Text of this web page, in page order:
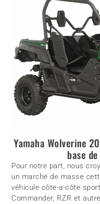
Yamaha Wolverine
base
Pour notre part, nous
un marché de masse
véhicule côte-a-côte
Commander, RZR et